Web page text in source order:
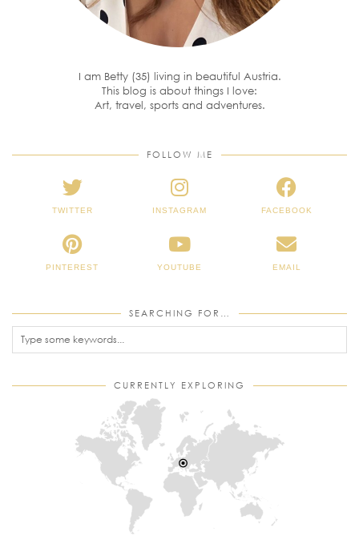
I am Betty (35) living in beautiful Austria.
This blog is about things I love:
Art, travel, sports and adventures.
FOLLOW ME
TWITTER INSTAGRAM FACEBOOK
PINTEREST YOUTUBE EMAIL
SEARCHING FOR…
CURRENTLY EXPLORING